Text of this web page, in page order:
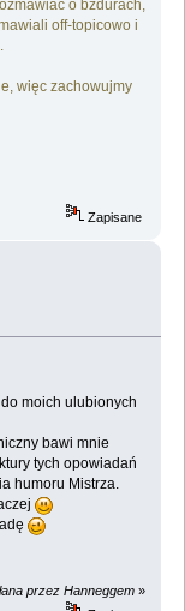
o bzdurach,
off-topicowo i
więc zachowujmy
Zapisane
moich ulubionych
bawi mnie
tych opowiadań
humoru Mistrza.
przez Hanneggem »